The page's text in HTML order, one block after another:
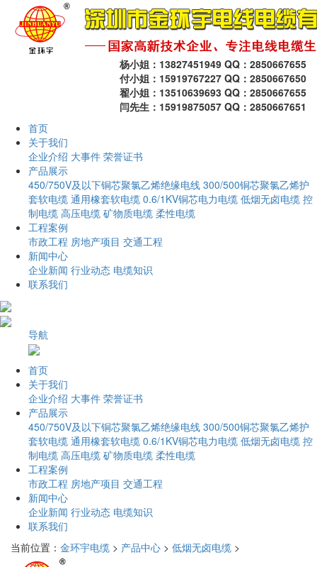
杨小姐：13827451949 QQ：2850667655
付小姐：15919767227 QQ：2850667650
翟小姐：13510639693 QQ：2850667655
闫先生：15919875057 QQ：2850667651
首页
关于我们
企业介绍 大事件 荣誉证书
产品展示
450/750V及以下铜芯聚氯乙烯绝缘电线 300/500铜芯聚氯乙烯护
套软电缆 通用橡套软电缆 0.6/1KV铜芯电力电缆 低烟无卤电缆 控
制电缆 高压电缆 矿物质电缆 柔性电缆
工程案例
市政工程 房地产项目 交通工程
新闻中心
企业新闻 行业动态 电缆知识
联系我们
导航
首页
关于我们
企业介绍 大事件 荣誉证书
产品展示
450/750V及以下铜芯聚氯乙烯绝缘电线 300/500铜芯聚氯乙烯护
套软电缆 通用橡套软电缆 0.6/1KV铜芯电力电缆 低烟无卤电缆 控
制电缆 高压电缆 矿物质电缆 柔性电缆
工程案例
市政工程 房地产项目 交通工程
新闻中心
企业新闻 行业动态 电缆知识
联系我们
当前位置： 金环宇电缆 > 产品中心 > 低烟无卤电缆 >